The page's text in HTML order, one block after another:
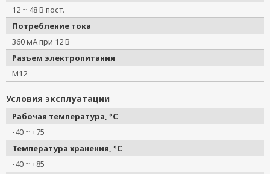
12 ~ 48 В пост.
Потребление тока
360 мА при 12 В
Разъем электропитания
M12
Условия эксплуатации
Рабочая температура, °C
-40 ~ +75
Температура хранения, °C
-40 ~ +85